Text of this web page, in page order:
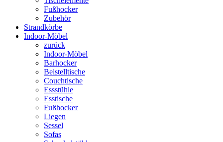
Fußhocker
Zubehör
Strandkörbe
Indoor-Möbel
zurück
Indoor-Möbel
Barhocker
Beistelltische
Couchtische
Essstühle
Esstische
Fußhocker
Liegen
Sessel
Sofas